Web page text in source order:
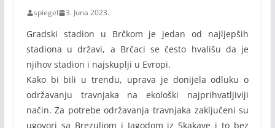
spiegel 3. Juna 2023.
Gradski stadion u Brčkom je jedan od najljepših
stadiona u državi, a Brčaci se često hvališu da je
njihov stadion i najskuplji u Evropi.
Kako bi bili u trendu, uprava je donijela odluku o
održavanju travnjaka na ekološki najprihvatljiviji
način. Za potrebe održavanja travnjaka zaključeni su
ugovori sa Brezuljom i Jagodom iz Skakave i to bez